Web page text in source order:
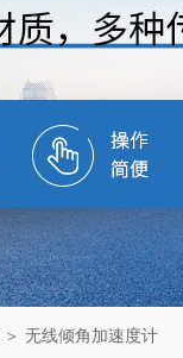
＞ 无线倾角加速度计